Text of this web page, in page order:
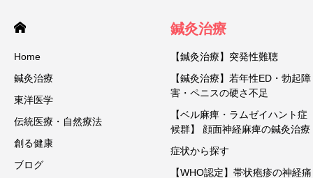
Home
鍼灸治療
東洋医学
伝統医療・自然療法
創る健康
ブログ
鍼灸治療
【鍼灸治療】突発性難聴
【鍼灸治療】若年性ED・勃起障
害・ペニスの硬さ不足
【ベル麻痺・ラムゼイハント症
候群】 顔面神経麻痺の鍼灸治療
症状から探す
【WHO認定】帯状疱疹の神経痛